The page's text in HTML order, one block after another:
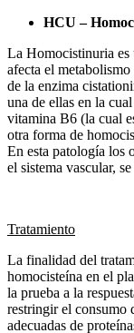
HCU –
La Homocistinuria es
afecta el
de la enzima
una de ellas en la
vitamina B6 (la cual
otra forma de
En esta patología los
el sistema vascular,
Tratamiento
La finalidad del
homocisteína en el
la prueba a la
restringir el consumo
adecuadas de